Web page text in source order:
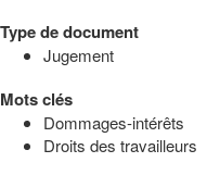
Type de document
Jugement
Mots clés
Dommages-intérêts
Droits des travailleurs